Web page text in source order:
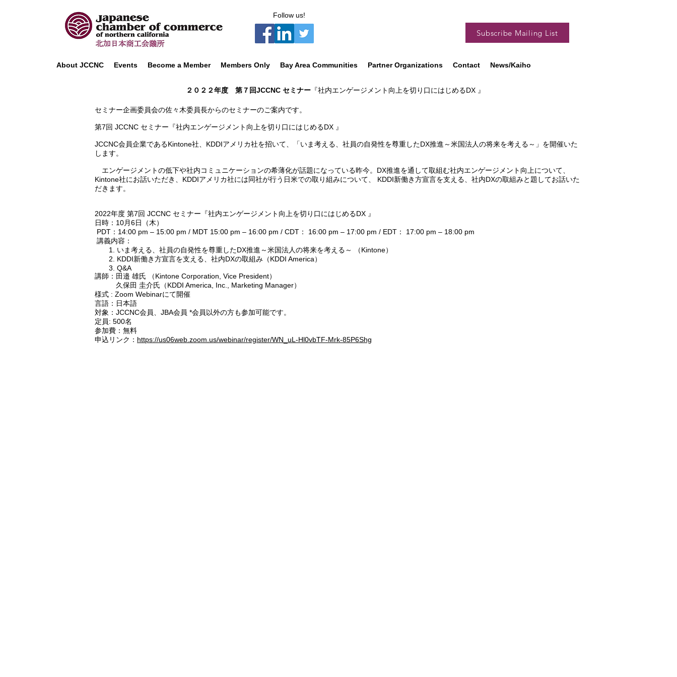
Follow us!
Subscribe Mailing List
About JCCNC Events Become a Member Members Only Bay Area Communities Partner Organizations Contact News/Kaiho
２０２２年度 第７回JCCNC セミナー 『社内エンゲージメント向上を切り口にはじめるDX 』
セミナー企画委員会の佐々木委員長からのセミナーのご案内です。
第7回 JCCNC セミナー『社内エンゲージメント向上を切り口にはじめるDX 』
JCCNC会員企業であるKintone社、KDDIアメリカ社を招いて、「いま考える、社員の自発性を尊重したDX推進～米国法人の将来を考える～」を開催いた
します。
エンゲージメントの低下や社内コミュニケーションの希薄化が話題になっている昨今。DX推進を通して取組む社内エンゲージメント向上について、
Kintone社にお話いただき、KDDIアメリカ社には同社が行う日米での取り組みについて、 KDDI新働き方宣言を支える、社内DXの取組みと題してお話いた
だきます。
2022年度 第7回 JCCNC セミナー『社内エンゲージメント向上を切り口にはじめるDX 』
日時：10月6日（木）
PDT：14:00 pm – 15:00 pm / MDT 15:00 pm – 16:00 pm / CDT： 16:00 pm – 17:00 pm / EDT： 17:00 pm – 18:00 pm
講義内容：
1. いま考える、社員の自発性を尊重したDX推進～米国法人の将来を考える～ （Kintone）
2. KDDI新働き方宣言を支える、社内DXの取組み（KDDI America）
3. Q&A
講師：田邉 雄氏 （Kintone Corporation, Vice President）
久保田 圭介氏（KDDI America, Inc., Marketing Manager）
様式 : Zoom Webinarにて開催
言語：日本語
対象：JCCNC会員、JBA会員 *会員以外の方も参加可能です。
定員: 500名
参加費：無料
申込リンク： https://us06web.zoom.us/webinar/register/WN_uL-Hl0vbTF-Mrk-85P6Shg